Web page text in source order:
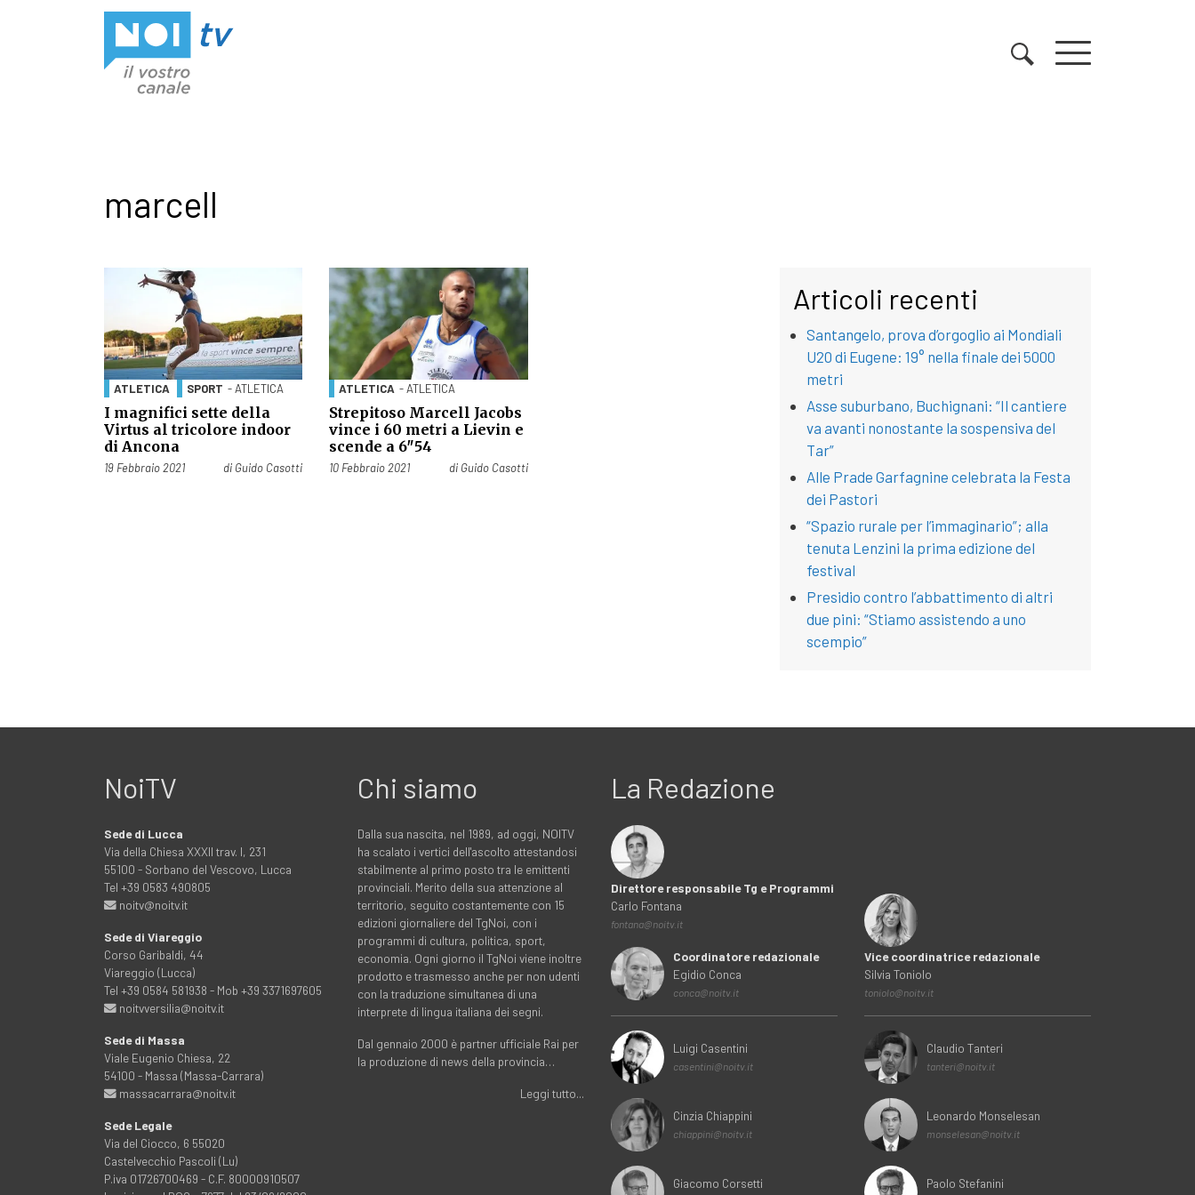
marcell
ATLETICA SPORT - ATLETICA
I magnifici sette della
Virtus al tricolore indoor
di Ancona
Pubblicato il
19 Febbraio 2021 di Guido Casotti
ATLETICA - ATLETICA
Strepitoso Marcell Jacobs
vince i 60 metri a Lievin e
scende a 6″54
Pubblicato il
10 Febbraio 2021 di Guido Casotti
Articoli recenti
Santangelo, prova d’orgoglio ai Mondiali
U20 di Eugene: 19° nella finale dei 5000
metri
Asse suburbano, Buchignani: “Il cantiere
va avanti nonostante la sospensiva del
Tar”
Alle Prade Garfagnine celebrata la Festa
dei Pastori
“Spazio rurale per l’immaginario”; alla
tenuta Lenzini la prima edizione del
festival
Presidio contro l’abbattimento di altri
due pini: “Stiamo assistendo a uno
scempio”
NoiTV
Sede di Lucca
Via della Chiesa XXXII trav. I, 231
55100 - Sorbano del Vescovo, Lucca
Tel +39 0583 490805
noitv@noitv.it
Sede di Viareggio
Corso Garibaldi, 44
Viareggio (Lucca)
Tel +39 0584 581938 - Mob +39 3371697605
noitvversilia@noitv.it
Sede di Massa
Viale Eugenio Chiesa, 22
54100 - Massa (Massa-Carrara)
massacarrara@noitv.it
Sede Legale
Via del Ciocco, 6 55020
Castelvecchio Pascoli (Lu)
P.iva 01726700469 - C.F. 80000910507
Chi siamo
Dalla sua nascita, nel 1989, ad oggi, NOITV
ha scalato i vertici dell'ascolto attestandosi
stabilmente al primo posto tra le emittenti
provinciali. Merito della sua attenzione al
territorio, seguito costantemente con 15
edizioni giornaliere del TgNoi, con i
programmi di cultura, politica, sport,
economia. Ogni giorno il TgNoi viene inoltre
prodotto e trasmesso anche per non udenti
con la traduzione simultanea di una
interprete di lingua italiana dei segni.
Dal gennaio 2000 è partner ufficiale Rai per
la produzione di news della provincia…
Leggi tutto...
La Redazione
Direttore responsabile Tg e Programmi
Carlo Fontana
fontana@noitv.it
Coordinatore redazionale
Egidio Conca
conca@noitv.it
Luigi Casentini
casentini@noitv.it
Cinzia Chiappini
chiappini@noitv.it
Giacomo Corsetti
Vice coordinatrice redazionale
Silvia Toniolo
toniolo@noitv.it
Claudio Tanteri
tanteri@noitv.it
Leonardo Monselesan
monselesan@noitv.it
Paolo Stefanini